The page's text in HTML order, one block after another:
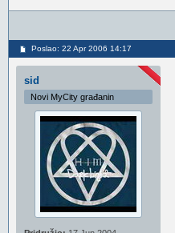
Poslao: 22 Apr 2006 14:17
sid
Novi MyCity građanin